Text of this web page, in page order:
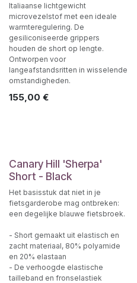
Italiaanse lichtgewicht
microvezelstof met een ideale
warmteregulering. De
gesiliconiseerde grippers
houden de short op lengte.
Ontworpen voor
langeafstandsritten in wisselende
omstandigheden.
155,00 €
Canary Hill 'Sherpa'
Short - Black
Het basisstuk dat niet in je
fietsgarderobe mag ontbreken:
een degelijke blauwe fietsbroek.
- Short gemaakt uit elastisch en
zacht materiaal, 80% polyamide
en 20% elastaan
- De verhoogde elastische
tailleband en fronselastiek